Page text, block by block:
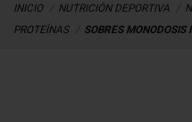
INICIO NUTRICIÓN DEPORTIVA
PROTEÍNAS
SOBRES MONODOSIS